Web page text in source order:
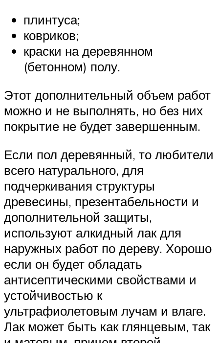
плинтуса;
ковриков;
краски на деревянном
(бетонном) полу.
Этот дополнительный объем работ
можно и не выполнять, но без них
покрытие не будет завершенным.
Если пол деревянный, то любители
всего натурального, для
подчеркивания структуры
древесины, презентабельности и
дополнительной защиты,
используют алкидный лак для
наружных работ по дереву. Хорошо
если он будет обладать
антисептическими свойствами и
устойчивостью к
ультрафиолетовым лучам и влаге.
Лак может быть как глянцевым, так